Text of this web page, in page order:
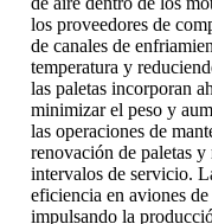
los proveedores de
de canales de
temperatura y
las paletas incorporan
minimizar el peso y
las operaciones de
renovación de paletas
intervalos de servicio.
eficiencia en aviones
impulsando la